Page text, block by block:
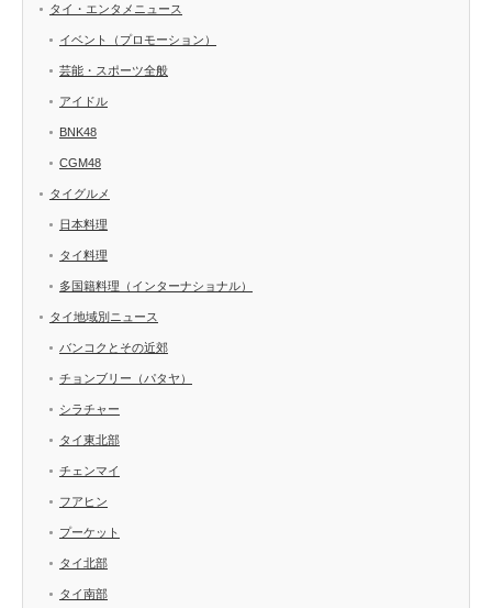
タイ・エンタメニュース
イベント（プロモーション）
芸能・スポーツ全般
アイドル
BNK48
CGM48
タイグルメ
日本料理
タイ料理
多国籍料理（インターナショナル）
タイ地域別ニュース
バンコクとその近郊
チョンブリー（パタヤ）
シラチャー
タイ東北部
チェンマイ
フアヒン
プーケット
タイ北部
タイ南部